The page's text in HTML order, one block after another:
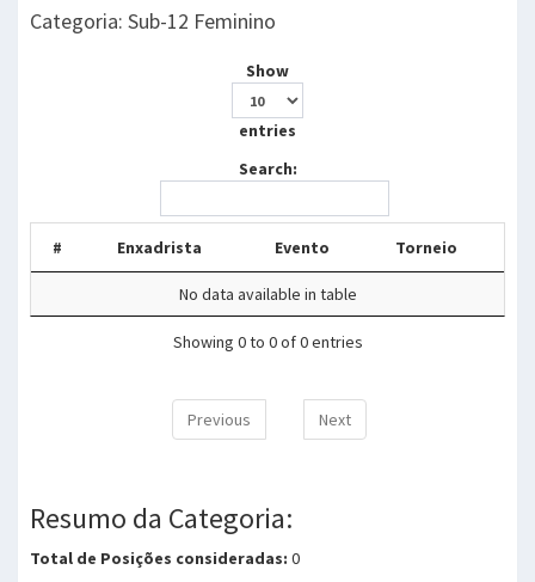
Categoria: Sub-12 Feminino
Show
entries
Search:
# Enxadrista Evento Torneio
No data available in table
Showing 0 to 0 of 0 entries
Previous Next
Resumo da Categoria:
Total de Posições consideradas: 0